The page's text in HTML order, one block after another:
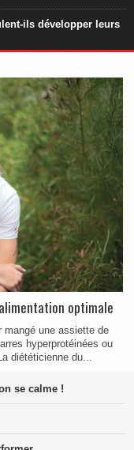
ils développer leurs
optimale
mangé une assiette de
hyperprotéinées ou
diététicienne du...
se calme !